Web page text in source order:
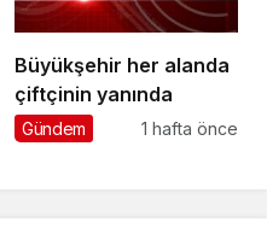
Büyükşehir her alanda
çiftçinin yanında
Gündem 1 hafta önce